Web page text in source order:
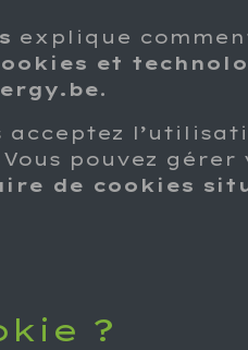
explique
et
.
pouvez gérer
de cookies
?